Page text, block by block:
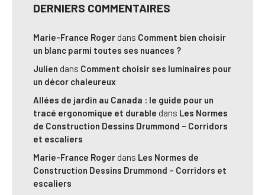
DERNIERS COMMENTAIRES
Marie-France Roger dans Comment bien choisir
un blanc parmi toutes ses nuances ?
Julien dans Comment choisir ses luminaires pour
un décor chaleureux
Allées de jardin au Canada : le guide pour un
tracé ergonomique et durable dans Les Normes
de Construction Dessins Drummond – Corridors
et escaliers
Marie-France Roger dans Les Normes de
Construction Dessins Drummond – Corridors et
escaliers